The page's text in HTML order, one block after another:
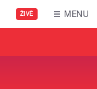
ŽIVĚ MENU